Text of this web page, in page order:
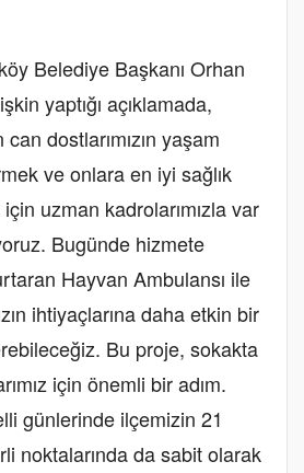
Başkanı Orhan
yaptığı açıklamada,
dostlarımızın yaşam
ve onlara en iyi sağlık
uzman kadrolarımızla var
Bugünde hizmete
Hayvan Ambulansı ile
ihtiyaçlarına daha etkin bir
Bu proje, sokakta
için önemli bir adım.
günlerinde ilçemizin 21
noktalarında da sabit olarak